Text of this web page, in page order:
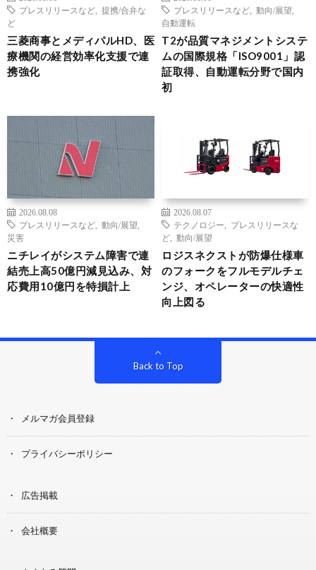
プレスリリースなど
提携/合弁な
ど
三菱商事とメディパルHD、医
療機関の経営効率化支援で連
携強化
プレスリリースなど
動向/展望
自動運転
T2が品質マネジメントシステ
ムの国際規格「ISO9001」認
証取得、自動運転分野で国内
初
2026.08.08
プレスリリースなど
動向/展望
災害
ニチレイがシステム障害で連
結売上高50億円減見込み、対
応費用10億円を特損計上
2026.08.07
テクノロジー
プレスリリースな
ど
動向/展望
ロジスネクストが防爆仕様車
のフォークをフルモデルチェ
ンジ、オペレーターの快適性
向上図る
Back to Top
メルマガ会員登録
プライバシーポリシー
広告掲載
会社概要